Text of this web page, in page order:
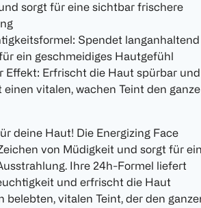
sorgt für eine sichtbar frischere
Spendet langanhaltend
ein geschmeidiges Hautgefühl
Effekt: Erfrischt die Haut spürbar und
vitalen, wachen Teint den
deine Haut! Die Energizing Face
von Müdigkeit und sorgt für
Ihre 24h-Formel liefert
und erfrischt die Haut
belebten, vitalen Teint, der den